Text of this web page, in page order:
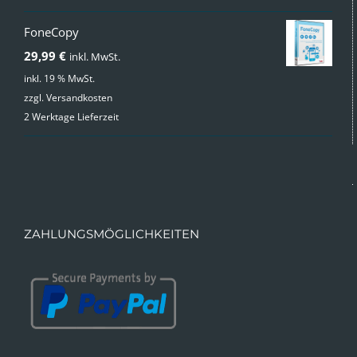
FoneCopy
29,99 € inkl. MwSt.
inkl. 19 % MwSt.
zzgl.Versandkosten
2 Werktage Lieferzeit
ZAHLUNGSMÖGLICHKEITEN